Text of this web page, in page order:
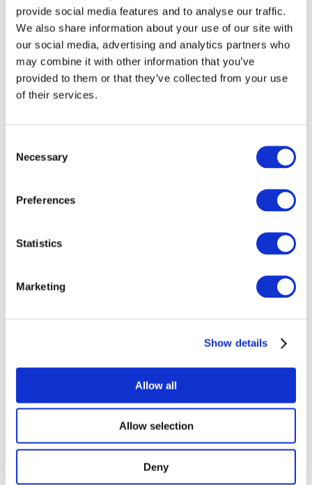
provide social media features and to analyse our traffic.
We also share information about your use of our site with
our social media, advertising and analytics partners who
may combine it with other information that you’ve
provided to them or that they’ve collected from your use
of their services.
Selection
Necessary
Preferences
Statistics
Marketing
Show details
Allow all
Allow selection
Deny
Konserler
Sahne
Uygula